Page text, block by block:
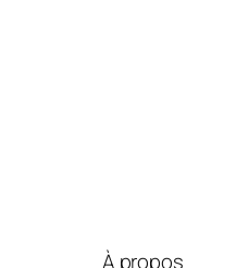
À propos